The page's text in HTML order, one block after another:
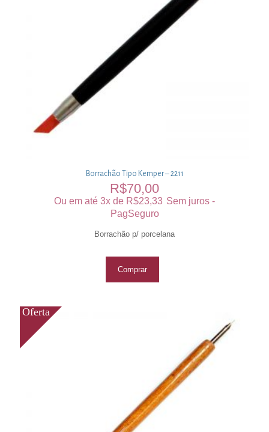
Borrachão Tipo Kemper – 2211
R$70,00
Ou em até 3x de R$23,33 Sem juros -
PagSeguro
Borrachão p/ porcelana
Comprar